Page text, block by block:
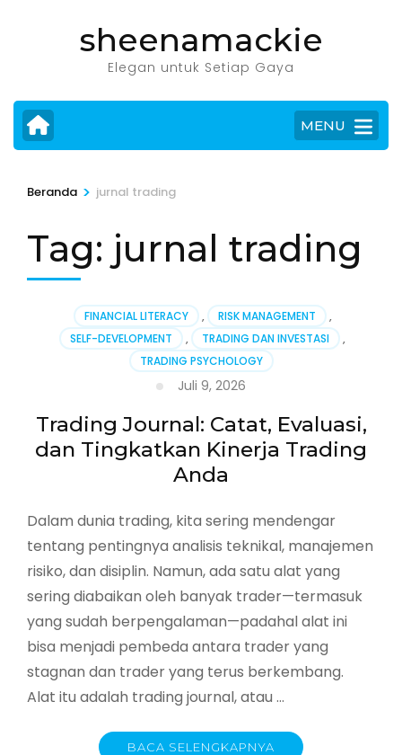
Enter)
sheenamackie
Elegan untuk Setiap Gaya
MENU
Beranda > jurnal trading
Tag: jurnal trading
FINANCIAL LITERACY , RISK MANAGEMENT
,
SELF-DEVELOPMENT
, TRADING DAN INVESTASI
,
TRADING PSYCHOLOGY
Juli 9, 2026
Trading Journal: Catat, Evaluasi,
dan Tingkatkan Kinerja Trading
Anda
Dalam dunia trading, kita sering mendengar
tentang pentingnya analisis teknikal, manajemen
risiko, dan disiplin. Namun, ada satu alat yang
sering diabaikan oleh banyak trader—termasuk
yang sudah berpengalaman—padahal alat ini
bisa menjadi pembeda antara trader yang
stagnan dan trader yang terus berkembang.
Alat itu adalah trading journal, atau …
BACA SELENGKAPNYA